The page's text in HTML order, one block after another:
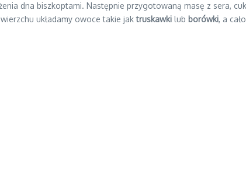
dna biszkoptami. Następnie przygotowaną masę z sera,
układamy owoce takie jaktruskawki lub borówki, a